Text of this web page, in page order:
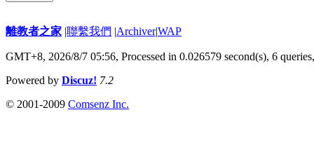
離教者之家 |聯繫我們 |Archiver|WAP
GMT+8, 2026/8/7 05:56, Processed in 0.026579 second(s), 6
Powered by Discuz! 7.2
© 2001-2009 Comsenz Inc.